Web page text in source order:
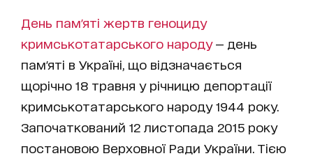
День пам'яті жертв геноциду
кримськотатарського народу— день
пам'яті в Україні, що відзначається
щорічно 18 травня у річницю депортації
кримськотатарського народу 1944 року.
Започаткований 12 листопада 2015 року
постановою Верховної Ради України. Тією